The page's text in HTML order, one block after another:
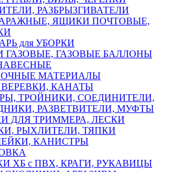
РАЗБРЫЗГИВАТЕЛИ
ЯЩИКИ ПОЧТОВЫЕ,
для УБОРКИ
ГАЗОВЫЕ, ГАЗОВЫЕ БАЛЛОНЫ
МАТЕРИАЛЫ
КАНАТЫ
ТРОЙНИКИ, СОЕДИНИТЕЛИ,
РАЗВЕТВИТЕЛИ, МУФТЫ
ДЛЯ ТРИММЕРА, ЛЕСКИ
РЫХЛИТЕЛИ, ТЯПКИ
КАНИСТРЫ
ХБ с ПВХ, КРАГИ, РУКАВИЦЫ